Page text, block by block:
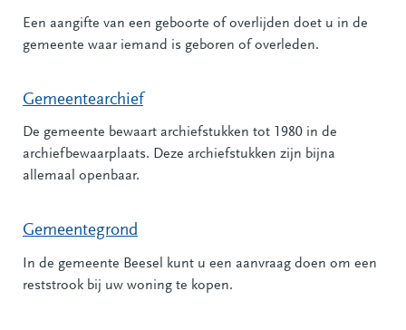
Een aangifte van een geboorte of overlijden doet u in de
gemeente waar iemand is geboren of overleden.
Gemeentearchief
De gemeente bewaart archiefstukken tot 1980 in de
archiefbewaarplaats. Deze archiefstukken zijn bijna
allemaal openbaar.
Gemeentegrond
In de gemeente Beesel kunt u een aanvraag doen om een
reststrook bij uw woning te kopen.